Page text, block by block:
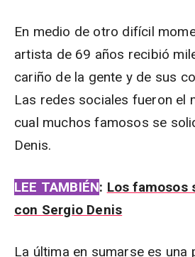
En medio de otro difícil
artista de 69 años recibió
cariño de la gente y de sus
Las redes sociales fueron el
cual muchos famosos se
Denis.
LEE TAMBIÉN: Los famosos
con Sergio Denis
La última en sumarse es una